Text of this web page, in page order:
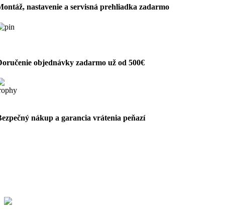
nastavenie a servisná prehliadka zadarmo
objednávky zadarmo už od 500€
nákup a garancia vrátenia peňazí